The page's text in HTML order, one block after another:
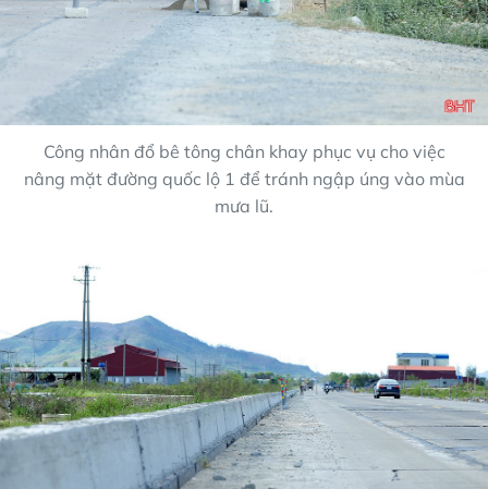
Công nhân đổ bê tông chân khay phục vụ cho việc
nâng mặt đường quốc lộ 1 để tránh ngập úng vào mùa
mưa lũ.